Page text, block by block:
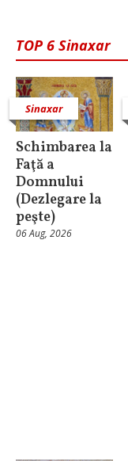
TOP 6 Sinaxar
Sinaxar
Schimbarea la
Faţă a
Domnului
(Dezlegare la
peşte)
06 Aug, 2026